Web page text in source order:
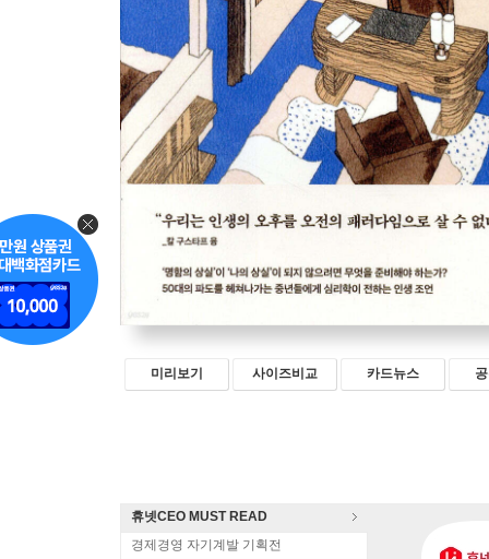
미리보기 사이즈비교 카드뉴스
휴넷CEO MUST READ
경제경영 자기계발 기획전